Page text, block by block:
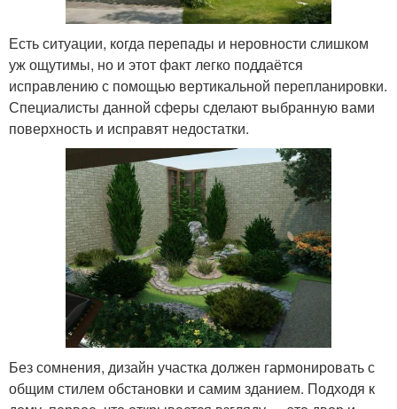
Есть ситуации, когда перепады и неровности слишком
уж ощутимы, но и этот факт легко поддаётся
исправлению с помощью вертикальной перепланировки.
Специалисты данной сферы сделают выбранную вами
поверхность и исправят недостатки.
Без сомнения, дизайн участка должен гармонировать с
общим стилем обстановки и самим зданием. Подходя к